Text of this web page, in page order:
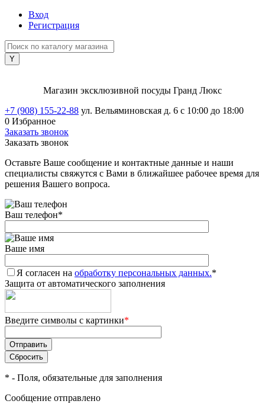
Вход
Регистрация
Магазин эксклюзивной посуды Гранд Люкс
+7 (908) 155-22-88 ул. Вельяминовская д. 6 с 10:00 до 18:00
0 Избранное
Заказать звонок
Заказать звонок
Оставьте Ваше сообщение и контактные данные и наши
специалисты свяжутся с Вами в ближайшее рабочее время для
решения Вашего вопроса.
Ваш телефон*
Ваше имя
Я согласен на обработку персональных данных.*
Защита от автоматического заполнения
Введите символы с картинки*
* - Поля, обязательные для заполнения
Сообщение отправлено